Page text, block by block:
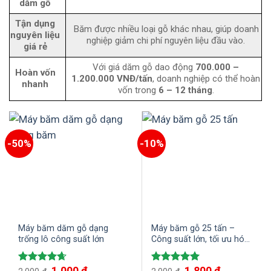
dăm gỗ
Tận dụng
nguyên liệu
giá rẻ
Băm được nhiều loại gỗ khác nhau, giúp doanh
nghiệp giảm chi phí nguyên liệu đầu vào.
Hoàn vốn
nhanh
Với giá dăm gỗ dao động 700.000 –
1.200.000 VNĐ/tấn, doanh nghiệp có thể hoàn
vốn trong 6 – 12 tháng.
-50%
Máy băm dăm gỗ dạng
trống lô công suất lớn
-10%
Máy băm gỗ 25 tấn –
Công suất lớn, tối ưu hóa
quy trình sản xuất gỗ